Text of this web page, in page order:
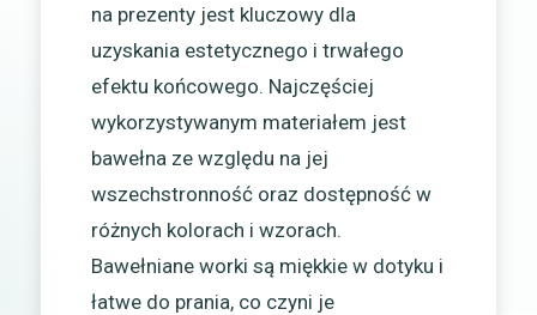
na prezenty jest kluczowy dla
uzyskania estetycznego i trwałego
efektu końcowego. Najczęściej
wykorzystywanym materiałem jest
bawełna ze względu na jej
wszechstronność oraz dostępność w
różnych kolorach i wzorach.
Bawełniane worki są miękkie w dotyku i
łatwe do prania, co czyni je